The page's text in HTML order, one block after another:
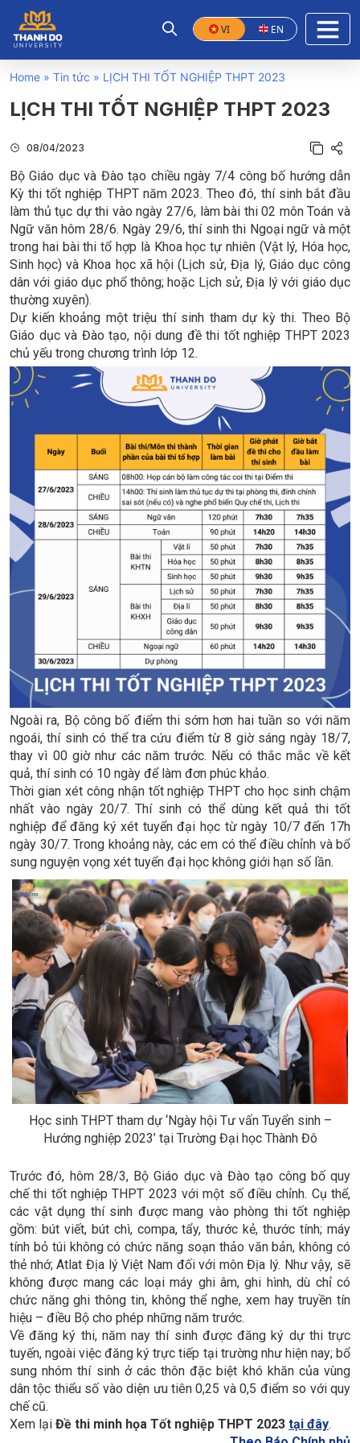
VI EN
Home » Tin tức » LỊCH THI TỐT NGHIỆP THPT 2023
LỊCH THI TỐT NGHIỆP THPT 2023
08/04/2023
Bộ Giáo dục và Đào tạo chiều ngày 7/4 công bố hướng dẫn
Kỳ thi tốt nghiệp THPT năm 2023. Theo đó, thí sinh bắt đầu
làm thủ tục dự thi vào ngày 27/6, làm bài thi 02 môn Toán và
Ngữ văn hôm 28/6. Ngày 29/6, thí sinh thi Ngoại ngữ và một
trong hai bài thi tổ hợp là Khoa học tự nhiên (Vật lý, Hóa học,
Sinh học) và Khoa học xã hội (Lịch sử, Địa lý, Giáo dục công
dân với giáo dục phổ thông; hoặc Lịch sử, Địa lý với giáo dục
thường xuyên).
Dự kiến khoảng một triệu thí sinh tham dự kỳ thi. Theo Bộ
Giáo dục và Đào tạo, nội dung đề thi tốt nghiệp THPT 2023
chủ yếu trong chương trình lớp 12.
Ngoài ra, Bộ công bố điểm thi sớm hơn hai tuần so với năm
ngoái, thí sinh có thể tra cứu điểm từ 8 giờ sáng ngày 18/7,
thay vì 00 giờ như các năm trước. Nếu có thắc mắc về kết
quả, thí sinh có 10 ngày để làm đơn phúc khảo.
Thời gian xét công nhận tốt nghiệp THPT cho học sinh chậm
nhất vào ngày 20/7. Thí sinh có thể dùng kết quả thi tốt
nghiệp để đăng ký xét tuyển đại học từ ngày 10/7 đến 17h
ngày 30/7. Trong khoảng này, các em có thể điều chỉnh và bổ
sung nguyện vọng xét tuyển đại học không giới hạn số lần.
Học sinh THPT tham dự ‘Ngày hội Tư vấn Tuyển sinh –
Hướng nghiệp 2023’ tại Trường Đại học Thành Đô
Trước đó, hôm 28/3, Bộ Giáo dục và Đào tạo công bố quy
chế thi tốt nghiệp THPT 2023 với một số điều chỉnh. Cụ thể,
các vật dụng thí sinh được mang vào phòng thi tốt nghiệp
gồm: bút viết, bút chì, compa, tẩy, thước kẻ, thước tính; máy
tính bỏ túi không có chức năng soạn thảo văn bản, không có
thẻ nhớ; Atlat Địa lý Việt Nam đối với môn Địa lý. Như vậy, sẽ
không được mang các loại máy ghi âm, ghi hình, dù chỉ có
chức năng ghi thông tin, không thể nghe, xem hay truyền tín
hiệu – điều Bộ cho phép những năm trước.
Về đăng ký thi, năm nay thí sinh được đăng ký dự thi trực
tuyến, ngoài việc đăng ký trực tiếp tại trường như hiện nay; bổ
sung nhóm thí sinh ở các thôn đặc biệt khó khăn của vùng
dân tộc thiểu số vào diện ưu tiên 0,25 và 0,5 điểm so với quy
chế cũ.
Xem lại Đề thi minh họa Tốt nghiệp THPT 2023 tại đây.